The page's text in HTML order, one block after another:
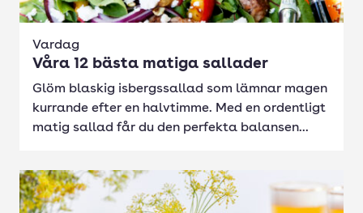
Vardag
Våra 12 bästa matiga sallader
Glöm blaskig isbergssallad som lämnar magen
kurrande efter en halvtimme. Med en ordentligt
matig sallad får du den perfekta balansen...